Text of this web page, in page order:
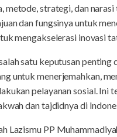
metode, strategi, dan
dan fungsinya untuk
mengakselerasi inovasi
satu keputusan
untuk menerjemahkan,
pelayanan sosial.
dan tajdidnya di
Lazismu PP